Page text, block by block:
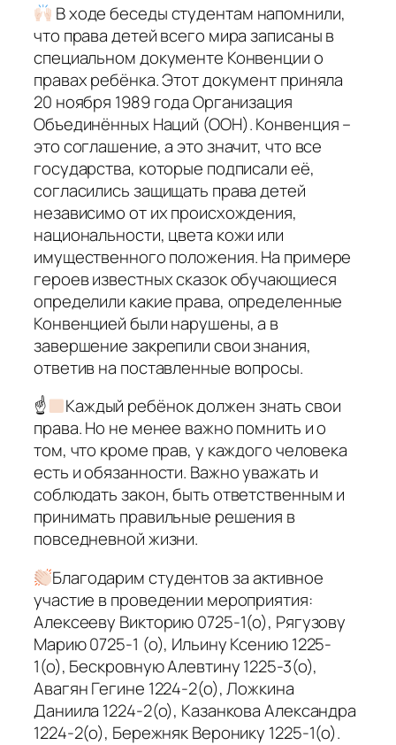
В ходе беседы студентам напомнили,
что права детей всего мира записаны в
специальном документе Конвенции о
правах ребёнка. Этот документ приняла
20 ноября 1989 года Организация
Объединённых Наций (ООН). Конвенция –
это соглашение, а это значит, что все
государства, которые подписали её,
согласились защищать права детей
независимо от их происхождения,
национальности, цвета кожи или
имущественного положения. На примере
героев известных сказок обучающиеся
определили какие права, определенные
Конвенцией были нарушены, а в
завершение закрепили свои знания,
ответив на поставленные вопросы.
☝
Каждый ребёнок должен знать свои
права. Но не менее важно помнить и о
том, что кроме прав, у каждого человека
есть и обязанности. Важно уважать и
соблюдать закон, быть ответственным и
принимать правильные решения в
повседневной жизни.
Благодарим студентов за активное
участие в проведении мероприятия:
Алексееву Викторию 0725-1(о), Рягузову
Марию 0725-1 (о), Ильину Ксению 1225-
1(о), Бескровную Алевтину 1225-3(о),
Авагян Гегине 1224-2(о), Ложкина
Даниила 1224-2(о), Казанкова Александра
1224-2(о), Бережняк Веронику 1225-1(о).